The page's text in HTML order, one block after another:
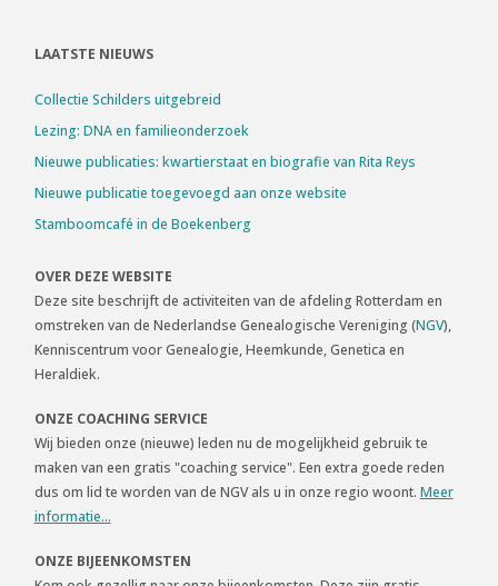
LAATSTE NIEUWS
Collectie Schilders uitgebreid
Lezing: DNA en familieonderzoek
Nieuwe publicaties: kwartierstaat en biografie van Rita Reys
Nieuwe publicatie toegevoegd aan onze website
Stamboomcafé in de Boekenberg
OVER DEZE WEBSITE
Deze site beschrijft de activiteiten van de afdeling Rotterdam en
omstreken van de Nederlandse Genealogische Vereniging (NGV),
Kenniscentrum voor Genealogie, Heemkunde, Genetica en
Heraldiek.
ONZE COACHING SERVICE
Wij bieden onze (nieuwe) leden nu de mogelijkheid gebruik te
maken van een gratis "coaching service". Een extra goede reden
dus om lid te worden van de NGV als u in onze regio woont. Meer
informatie...
ONZE BIJEENKOMSTEN